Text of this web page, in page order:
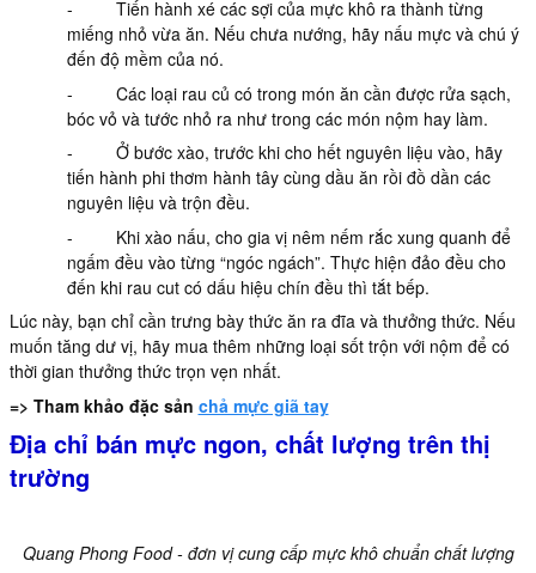
- Tiến hành xé các sợi của mực khô ra thành từng
miếng nhỏ vừa ăn. Nếu chưa nướng, hãy nấu mực và chú ý
đến độ mềm của nó.
- Các loại rau củ có trong món ăn cần được rửa sạch,
bóc vỏ và tước nhỏ ra như trong các món nộm hay làm.
- Ở bước xào, trước khi cho hết nguyên liệu vào, hãy
tiến hành phi thơm hành tây cùng dầu ăn rồi đồ dần các
nguyên liệu và trộn đều.
- Khi xào nấu, cho gia vị nêm nếm rắc xung quanh để
ngấm đều vào từng “ngóc ngách”. Thực hiện đảo đều cho
đến khi rau cut có dấu hiệu chín đều thì tắt bếp.
Lúc này, bạn chỉ cần trưng bày thức ăn ra đĩa và thưởng thức. Nếu
muốn tăng dư vị, hãy mua thêm những loại sốt trộn với nộm để có
thời gian thưởng thức trọn vẹn nhất.
=> Tham khảo đặc sản chả mực giã tay
Địa chỉ bán mực ngon, chất lượng trên thị
trường
Quang Phong Food - đơn vị cung cấp mực khô chuẩn chất lượng